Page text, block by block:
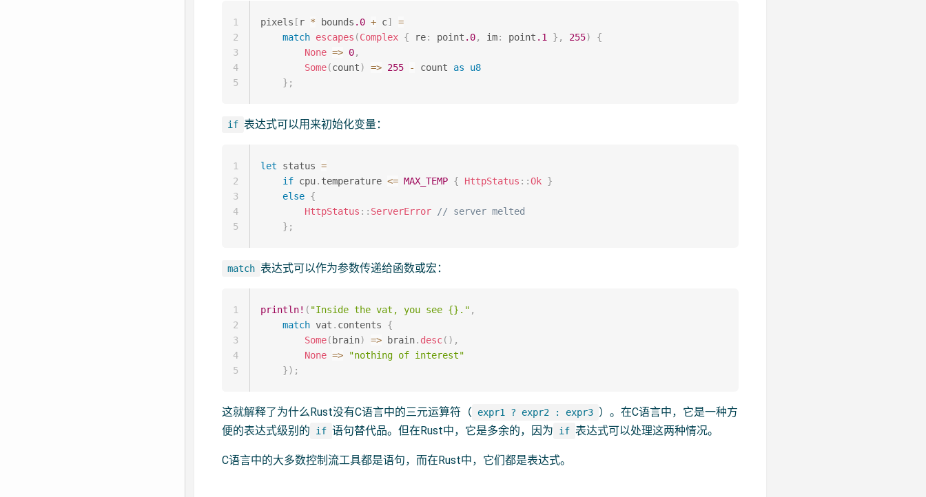
pixels [ r * bounds .0 + c]
=
match escapes (Complex { re: point .0, im: point .1 } , 255)
{
None => 0,
Some(count) => 255 - count as
u8
} ;
1
2
3
4
5
if 表达式可以用来初始化变量：
let status =
if cpu. temperature <= MAX_TEMP { HttpStatus ::Ok }
else {
HttpStatus :: ServerError
// server melted
} ;
1
2
3
4
5
match 表达式可以作为参数传递给函数或宏：
println! ( "Inside the vat, you see {}." ,
match vat . contents {
Some( brain) => brain. desc( ) ,
None =>
"nothing of interest"
}) ;
1
2
3
4
5
这就解释了为什么Rust没有C语言中的三元运算符（ expr1 ? expr2 : expr3 ）。在C语言中，它是一种方
便的表达式级别的
if 语句替代品。但在Rust中，它是多余的，因为 if 表达式可以处理这两种情况。
C语言中的大多数控制流工具都是语句，而在Rust中，它们都是表达式。